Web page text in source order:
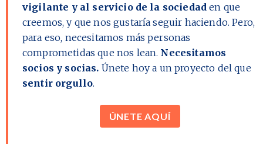
vigilante y al servicio de la sociedad en que
creemos, y que nos gustaría seguir haciendo. Pero,
para eso, necesitamos más personas
comprometidas que nos lean. Necesitamos
socios y socias. Únete hoy a un proyecto del que
sentir orgullo.
ÚNETE AQUÍ